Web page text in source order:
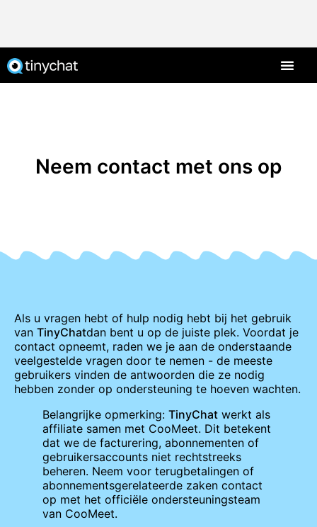
Neem contact met ons op
Als u vragen hebt of hulp nodig hebt bij het gebruik
van TinyChatdan bent u op de juiste plek. Voordat je
contact opneemt, raden we je aan de onderstaande
veelgestelde vragen door te nemen - de meeste
gebruikers vinden de antwoorden die ze nodig
hebben zonder op ondersteuning te hoeven wachten.
Belangrijke opmerking: TinyChat werkt als
affiliate samen met CooMeet. Dit betekent
dat we de facturering, abonnementen of
gebruikersaccounts niet rechtstreeks
beheren. Neem voor terugbetalingen of
abonnementsgerelateerde zaken contact
op met het officiële ondersteuningsteam
van CooMeet.